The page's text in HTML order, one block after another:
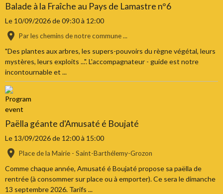
Balade à la Fraîche au Pays de Lamastre n°6
Le 10/09/2026de 09:30à 12:00
Par les chemins de notre commune ...
"Des plantes aux arbres, les supers-pouvoirs du règne végétal, leurs
mystères, leurs exploits ...". L'accompagnateur - guide est notre
incontournable et ...
Paëlla géante d'Amusaté é Boujaté
Le 13/09/2026de 12:00à 15:00
Place de la Mairie - Saint-Barthélemy-Grozon
Comme chaque année, Amusaté é Boujaté propose sa paëlla de
rentrée (à consommer sur place ou à emporter). Ce sera le dimanche
13 septembre 2026. Tarifs ...